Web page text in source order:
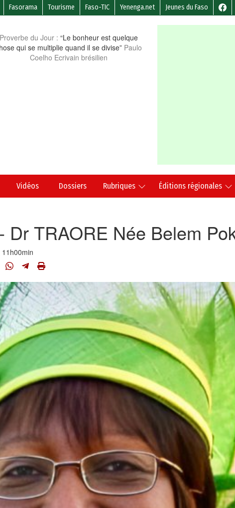
Fasorama Tourisme Faso-TIC Yenenga.net Jeunes du Faso
Proverbe du Jour : “Le bonheur est quelque
qui se multiplie quand il se divise” Paulo
Coelho Ecrivain brésilien
Vidéos Dossiers Rubriques Éditions régionales
Dr TRAORE Née Belem